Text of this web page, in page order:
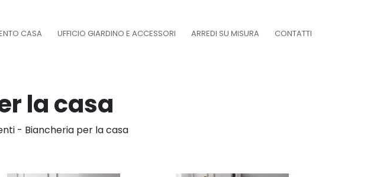
CASA UFFICIO GIARDINO E ACCESSORI ARREDI SU MISURA CONTATTI
la casa
- Biancheria per la casa